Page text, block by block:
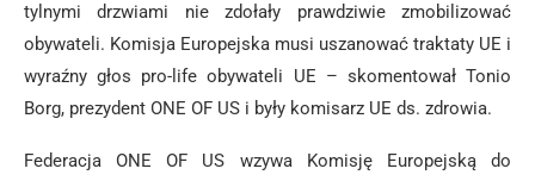
tylnymi drzwiami nie zdołały prawdziwie zmobilizować
obywateli. Komisja Europejska musi uszanować traktaty UE i
wyraźny głos pro-life obywateli UE – skomentował Tonio
Borg, prezydent ONE OF US i były komisarz UE ds. zdrowia.
Federacja ONE OF US wzywa Komisję Europejską do